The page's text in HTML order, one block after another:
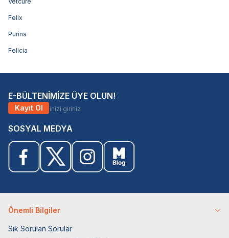
Felix
Purina
Felicia
E-BÜLTENİMİZE ÜYE OLUN!
Kayıt Ol
SOSYAL MEDYA
Önemli Bilgiler
Sık Sorulan Sorular